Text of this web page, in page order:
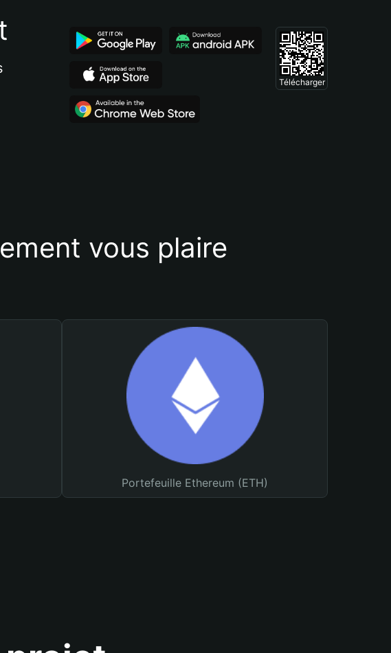
Télécharger
vous plaire
Portefeuille Ethereum (ETH)